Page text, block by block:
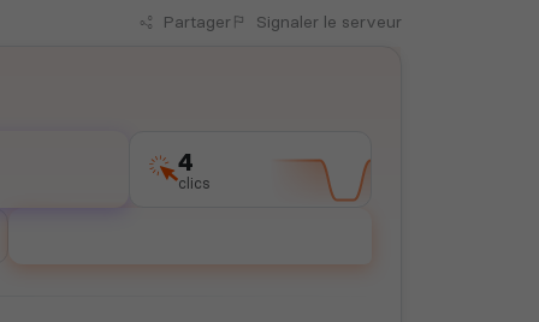
Partager Signaler le serveur
4
clics